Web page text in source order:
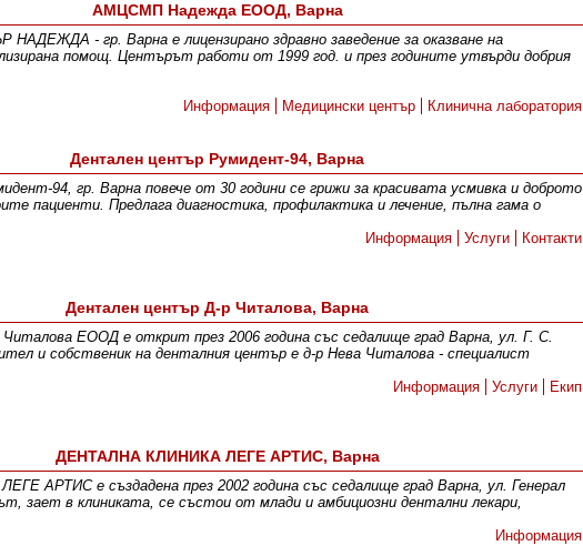
АМЦСМП Надежда ЕООД, Варна
- гр. Варна е лицензирано здравно заведение за оказване на
помощ. Центърът работи от 1999 год. и през годините утвърди добрия
Информация
Медицински център Клинична лаборатория
Дентален център Румидент-94, Варна
94, гр. Варна повече от 30 години се грижи за красивата усмивка и доброто
пациенти. Предлага диагностика, профилактика и лечение, пълна гама о
Информация
Услуги Контакти
Дентален център Д-р Читалова, Варна
ЕООД е открит през 2006 година със седалище град Варна, ул. Г. С.
и собственик на денталния център е д-р Нева Читалова - специалист
Информация
Услуги Екип
ДЕНТАЛНА КЛИНИКА ЛЕГЕ АРТИС, Варна
АРТИС е създадена през 2002 година със седалище град Варна, ул. Генерал
зает в клиниката, се състои от млади и амбициозни дентални лекари,
Информация